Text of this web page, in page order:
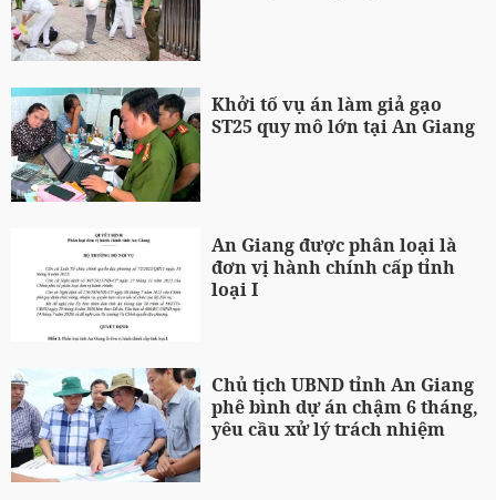
Khởi tố vụ án làm giả gạo
ST25 quy mô lớn tại An Giang
An Giang được phân loại là
đơn vị hành chính cấp tỉnh
loại I
Chủ tịch UBND tỉnh An Giang
phê bình dự án chậm 6 tháng,
yêu cầu xử lý trách nhiệm